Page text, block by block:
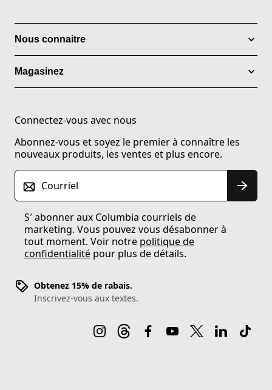
Nous connaitre
Magasinez
Connectez-vous avec nous
Abonnez-vous et soyez le premier à connaître les
nouveaux produits, les ventes et plus encore.
Courriel
S′ abonner aux Columbia courriels de
marketing. Vous pouvez vous désabonner à
tout moment. Voir notre politique de
confidentialité pour plus de détails.
Obtenez 15% de rabais.
Inscrivez-vous aux textes.